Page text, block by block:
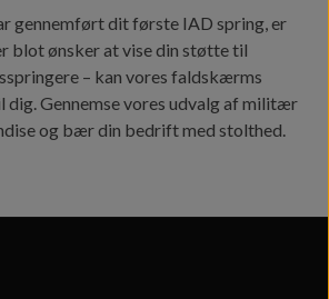
gennemført dit første IAD spring, er
blot ønsker at vise din støtte til
– kan vores faldskærms
dig. Gennemse vores udvalg af militær
og bær din bedrift med stolthed.